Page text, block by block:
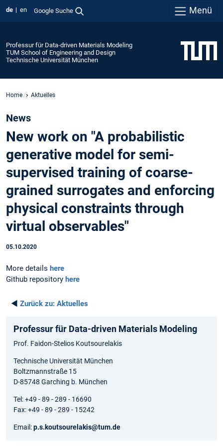
de en Google Suche Menü
Professur für Data-driven Materials Modeling
TUM School of Engineering and Design
Technische Universität München
Home Aktuelles
News
New work on "A probabilistic
generative model for semi-
supervised training of coarse-
grained surrogates and enforcing
physical constraints through
virtual observables"
05.10.2020
More details here
Github repository here
◄ Zurück zu: Aktuelles
Professur für Data-driven Materials Modeling
Prof. Faidon-Stelios Koutsourelakis
Technische Universität München
Boltzmannstraße 15
D-85748 Garching b. München
Tel: +49 - 89 - 289 - 16690
Fax: +49 - 89 - 289 - 15242
Email:p.s.koutsourelakis@tum.de